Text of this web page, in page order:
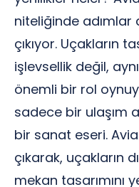
niteliğinde
çıkıyor. Uçakların
işlevsellik değil,
önemli bir rol
sadece bir ulaşım
bir sanat eseri.
çıkarak, uçakların
mekan tasarımını